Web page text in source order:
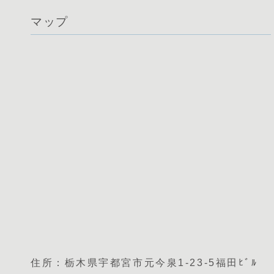
マップ
住所：栃木県宇都宮市元今泉1-23-5福田ﾋﾞﾙ